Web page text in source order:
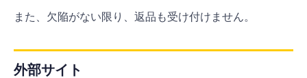
また、欠陥がない限り、返品も受け付けません。
外部サイト